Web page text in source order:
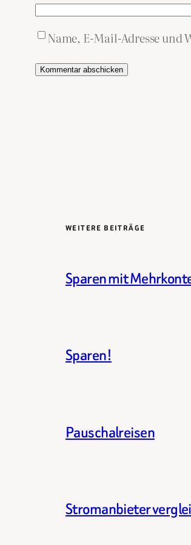
Name, E-Mail-Adresse und
WEITERE BEITRÄGE
Sparen mit
Sparen!
Pauschalreisen
Stromanbieter